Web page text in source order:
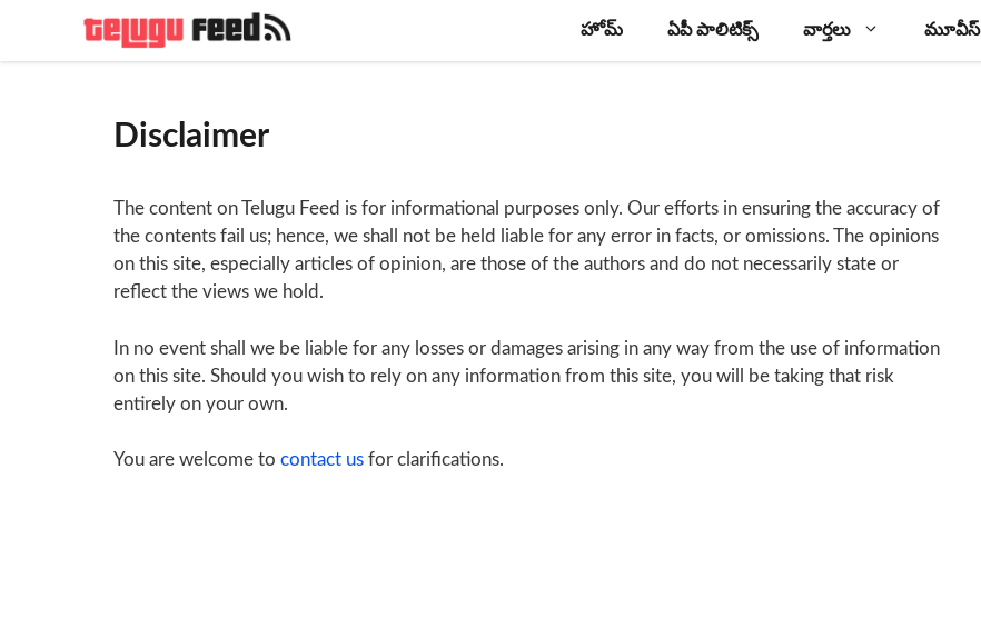
content
హోమ్ ఏపీ పాలిటిక్స్ వార్తలు మూవీస్
Disclaimer
The content on Telugu Feed is for informational purposes only. Our efforts in ensuring the accuracy of
the contents fail us; hence, we shall not be held liable for any error in facts, or omissions. The opinions
on this site, especially articles of opinion, are those of the authors and do not necessarily state or
reflect the views we hold.
In no event shall we be liable for any losses or damages arising in any way from the use of information
on this site. Should you wish to rely on any information from this site, you will be taking that risk
entirely on your own.
You are welcome to contact us for clarifications.